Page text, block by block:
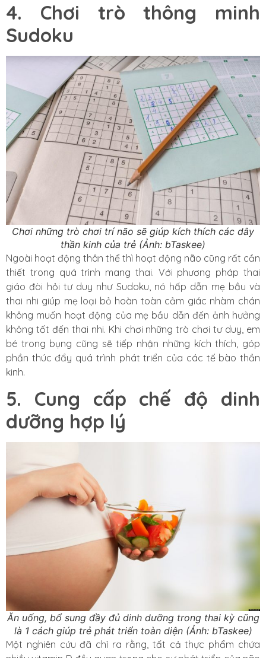
4. Chơi trò thông minh
Sudoku
Chơi những trò chơi trí não sẽ giúp kích thích các dây
thần kinh của trẻ (Ảnh: bTaskee)
Ngoài hoạt động thân thể thì hoạt động não cũng rất cần
thiết trong quá trình mang thai. Với phương pháp thai
giáo đòi hỏi tư duy như Sudoku, nó hấp dẫn mẹ bầu và
thai nhi giúp mẹ loại bỏ hoàn toàn cảm giác nhàm chán
không muốn hoạt động của mẹ bầu dẫn đến ảnh hưởng
không tốt đến thai nhi. Khi chơi những trò chơi tư duy, em
bé trong bụng cũng sẽ tiếp nhận những kích thích, góp
phần thúc đẩy quá trình phát triển của các tế bào thần
kinh.
5. Cung cấp chế độ dinh
dưỡng hợp lý
Ăn uống, bổ sung đầy đủ dinh dưỡng trong thai kỳ cũng
là 1 cách giúp trẻ phát triển toàn diện (Ảnh: bTaskee)
Một nghiên cứu đã chỉ ra rằng, tất cả thực phẩm chứa